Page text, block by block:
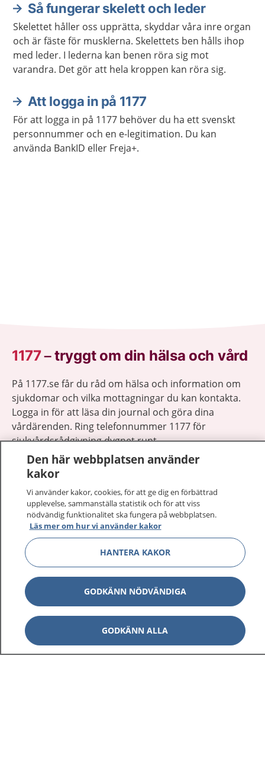
Så fungerar skelett och leder
Skelettet håller oss upprätta, skyddar våra inre organ
och är fäste för musklerna. Skelettets ben hålls ihop
med leder. I lederna kan benen röra sig mot
varandra. Det gör att hela kroppen kan röra sig.
Att logga in på 1177
För att logga in på 1177 behöver du ha ett svenskt
personnummer och en e-legitimation. Du kan
använda BankID eller Freja+.
1177–tryggt om din hälsa och vård
På 1177.se får du råd om hälsa och information om
sjukdomar och vilka mottagningar du kan kontakta.
Logga in för att läsa din journal och göra dina
vårdärenden. Ring telefonnummer 1177 för
sjukvårdsrådgivning dygnet runt.
1177 ger dig råd när du vill må bättre.
Om 1177 Visa
Kontakt Visa
Behandling av personuppgifter
Den här webbplatsen använder
kakor
Vi använder kakor, cookies, för att ge dig en förbättrad
upplevelse, sammanställa statistik och för att viss
nödvändig funktionalitet ska fungera på webbplatsen.
Läs mer om hur vi använder kakor
HANTERA KAKOR
GODKÄNN NÖDVÄNDIGA
GODKÄNN ALLA